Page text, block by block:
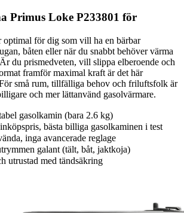
Primus Loke P233801 för
för dig som vill ha en bärbar
båten eller när du snabbt behöver värma
du prismedveten, vill slippa elberoende och
framför maximal kraft är det här
små rum, tillfälliga behov och friluftsfolk är
och mer lättanvänd gasolvärmare.
gasolkamin (bara 2.6 kg)
bästa billiga gasolkaminen i test
inga avancerade reglage
galant (tält, båt, jaktkoja)
utrustad med tändsäkring